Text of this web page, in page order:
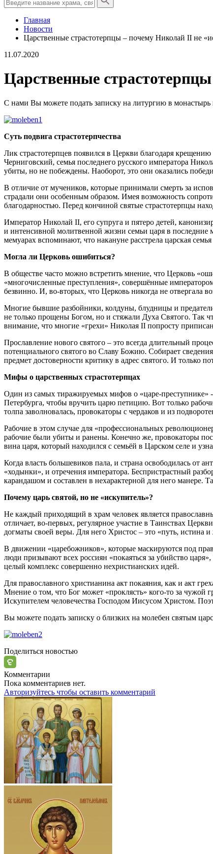
Главная
Новости
Царственные страстотерпцы – почему Николай II не
11.07.2020
Царственные
С нами Вы можете подать записку на литургию в монастырь
Суть подвига страстотерпчества
Лик страстотерпцев появился в Церкви благодаря
Черниговский, семья последнего русского императора
убиты, но не побеждены. Наоборот, это они оказались
В отличие от мучеников, которые принимали смерть за
страдали они особенным образом. Имея возможность
благодарностью. Перед кончиной святые страстотерпцы
Император Николай II, его супруга и пятеро детей,
и интенсивной молитвенной жизни семьи царя в последние
мемуарах вспоминают, что накануне расстрела царская
Могла ли Церковь ошибиться?
В обществе часто можно встретить мнение, что Церковь
«многочисленные преступления», совершённые
безвинно. И, во-вторых, что Церковь никогда не отвергала
Многие бывшие разбойники, колдуны, блудницы и
не только прощены Богом, но и стяжали Духа Святого. Так
внимание, что многие «грехи» Николая II попросту
Прославление нового святого – это всегда длительный
потенциального святого во Славу Божию. Собирает
предмет достоверности критику в адрес святого. И только
Мифы о царственных страстотерпцах
Один из самых тиражируемых мифов о «царе-преступнике» -
Петербурга, чтобы вручить царю петицию. Вот только
толпа заволновалась, провокаторы с чердаков и из
Рабочие в этом случае для «профессиональных
рабочие были убиты и ранены. Конечно же, провокаторы
вина царя, который находился с семьёй в Царском селе и
Когда власть большевиков пала, и страна освободилась от
«ходынки», и отречения императора. Беспристрастный
карандашом и составлен в нехарактерной для него манере.
Почему царь святой, но не «искупитель»?
Не каждый приходящий в храм человек является
отличает, во-первых, регулярное участие в Таинствах
догматы своей веры. Для него Христос – это «путь, истина и
В движении «царебожников», которые маскируются под
люди призывают всех россиян «покаяться за убийство
целый комплекс совершенно нехристианских идей.
Для православного христианина акт покаяния, как и акт
Мнение о том, что Бог может «проклясть» кого-то за чужой
Искупителем человечества Господом Иисусом Христом.
Вы можете подать записку о близких на молебен святым
Поделиться новостью
Комментарии
Пока комментариев нет.
Авторизуйтесь чтобы оставить комментарий